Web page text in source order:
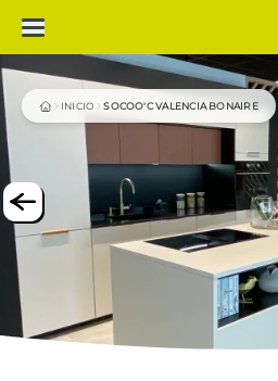
INICIO SOCOO'C VALENCIA BONAIRE